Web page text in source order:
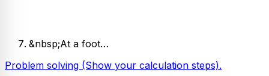
&nbsp;At a foot…
Problem solving (Show your calculation steps).